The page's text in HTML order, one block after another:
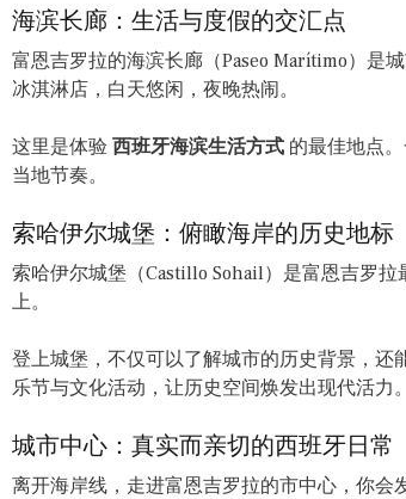
海滨长廊：生活与度假的交汇点
富恩吉罗拉的海滨长廊（Paseo Marítimo）是
冰淇淋店，白天悠闲，夜晚热闹。
这里是体验 西班牙海滨生活方式 的最佳地点
当地节奏。
索哈伊尔城堡：俯瞰海岸的历史地标
索哈伊尔城堡（Castillo Sohail）是富恩吉罗
上。
登上城堡，不仅可以了解城市的历史背景，
乐节与文化活动，让历史空间焕发出现代活力。
城市中心：真实而亲切的西班牙日常
离开海岸线，走进富恩吉罗拉的市中心，你会